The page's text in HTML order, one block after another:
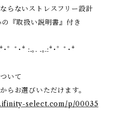
らないストレスフリー設計
『取扱い説明書』付き
･゜ﾟ･* :.｡. .｡.:*･゜ﾟ･*
いて
らお選びいただけます。
select.com/p/00035